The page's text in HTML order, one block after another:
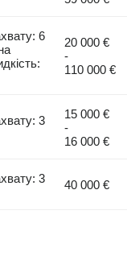
6
20 000 €
-
110 000 €
3
15 000 €
-
16 000 €
3
40 000 €